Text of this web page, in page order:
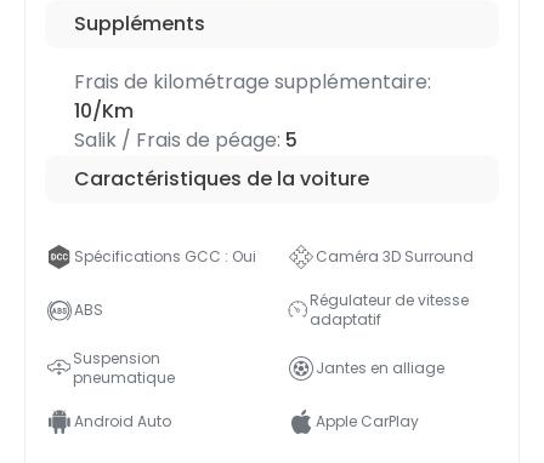
Suppléments
Frais de kilométrage supplémentaire:
10/Km
Salik / Frais de péage: 5
Caractéristiques de la voiture
Spécifications GCC : Oui Caméra 3D Surround
ABS
Régulateur de vitesse
adaptatif
Suspension
pneumatique
Jantes en alliage
Android Auto Apple CarPlay